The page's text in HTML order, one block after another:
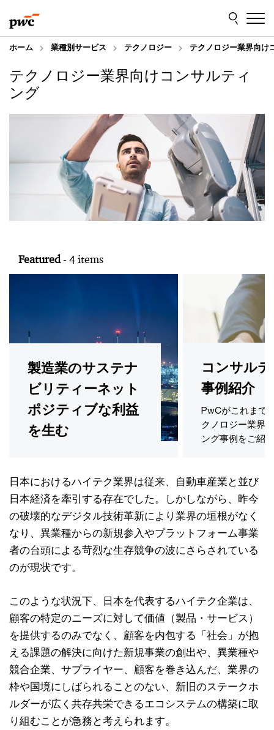
to
content
to
footer
ホーム 業種別サービス テクノロジー テクノロジー業界向け
テクノロジー業界向けコンサルティ
ング
Featured- 4 items
製造業のサステナ
ビリティーネット
ポジティブな利益
を生む
コンサル
事例紹介
PwCがこれまで
クノロジー業界
ング事例をご紹
日本におけるハイテク業界は従来、自動車産業と並び
日本経済を牽引する存在でした。しかしながら、昨今
の破壊的なデジタル技術革新により業界の垣根がなく
なり、異業種からの新規参入やプラットフォーム事業
者の台頭による苛烈な生存競争の波にさらされている
のが現状です。
このような状況下、日本を代表するハイテク企業は、
顧客の特定のニーズに対して価値（製品・サービス）
を提供するのみでなく、顧客を内包する「社会」が抱
える課題の解決に向けた新規事業の創出や、異業種や
競合企業、サプライヤー、顧客を巻き込んだ、業界の
枠や国境にしばられることのない、新旧のステークホ
ルダーが広く共存共栄できるエコシステムの構築に取
り組むことが急務と考えられます。